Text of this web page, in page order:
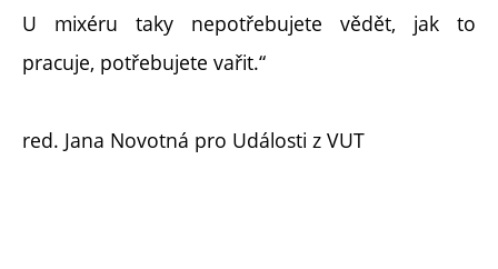
U mixéru taky nepotřebujete vědět, jak to
pracuje, potřebujete vařit.“
red. Jana Novotná pro Události z VUT